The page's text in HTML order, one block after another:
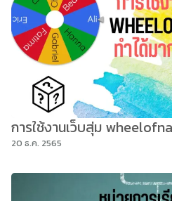
การใช้งานเว็บสุ่ม
20 ธ.ค. 2565